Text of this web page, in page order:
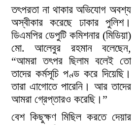
তৎপরতা না থাকার অভিযোগ অবশ্য
অস্বীকার করেছে ঢাকার পুলিশ।
ডিএমপির ডেপুটি কমিশনার (মিডিয়া)
মো. আলেবুর রহমান বলেছেন,
“আমরা তৎপর ছিলাম বলেই তো
তাদের কর্মসূচি পণ্ড করে দিয়েছি।
তারা এাগোতে পারেনি। আর তাদের
আমরা গ্রেপ্তারও করেছি।”
বেশ কিছুক্ষণ মিছিল করতে দেয়ার